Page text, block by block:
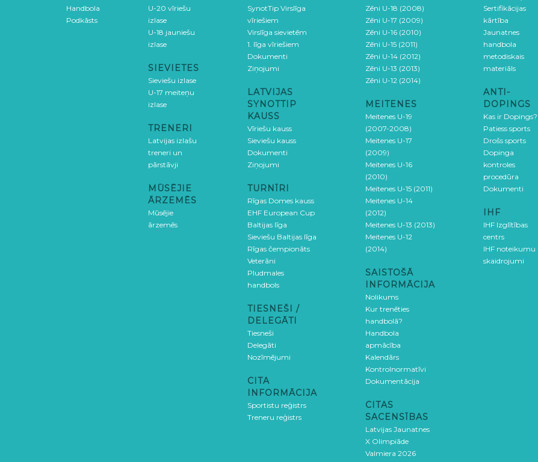
Handbola
Podkāsts
U-20 vīriešu
izlase
U-18 jauniešu
izlase
SIEVIETES
Sieviešu izlase
U-17 meiteņu
izlase
TRENERI
Latvijas izlašu
treneri un
pārstāvji
MŪSĒJIE
ĀRZEMĒS
Mūsējie
ārzemēs
SynotTip Virslīga
vīriešiem
Virslīga sievietēm
1. līga vīriešiem
Dokumenti
Ziņojumi
LATVIJAS
SYNOTTIP
KAUSS
Vīriešu kauss
Sieviešu kauss
Dokumenti
Ziņojumi
TURNĪRI
Rīgas Domes kauss
EHF European Cup
Baltijas līga
Sieviešu Baltijas līga
Rīgas čempionāts
Veterāni
Pludmales
handbols
TIESNEŠI /
DELEGĀTI
Tiesneši
Delegāti
Nozīmējumi
CITA
INFORMĀCIJA
Sportistu reģistrs
Treneru reģistrs
Zēni U-18 (2008)
Zēni U-17 (2009)
Zēni U-16 (2010)
Zēni U-15 (2011)
Zēni U-14 (2012)
Zēni U-13 (2013)
Zēni U-12 (2014)
MEITENES
Meitenes U-19
(2007-2008)
Meitenes U-17
(2009)
Meitenes U-16
(2010)
Meitenes U-15 (2011)
Meitenes U-14
(2012)
Meitenes U-13 (2013)
Meitenes U-12
(2014)
SAISTOŠĀ
INFORMĀCIJA
Nolikums
Kur trenēties
handbolā?
Handbola
apmācība
Kalendārs
Kontrolnormatīvi
Dokumentācija
CITAS
SACENSĪBAS
Latvijas Jaunatnes
X Olimpiāde
Valmiera 2026
Sertifikācijas
kārtība
Jaunatnes
handbola
metodiskais
materiāls
ANTI-
DOPINGS
Kas ir Dopings?
Patiess sports
Drošs sports
Dopinga
kontroles
procedūra
Dokumenti
IHF
IHF Izglītības
centrs
IHF noteikumu
skaidrojumi